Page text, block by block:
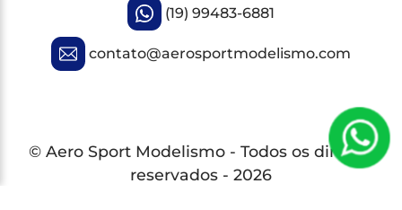
(19) 99483-6881
contato@aerosportmodelismo.com
© Aero Sport Modelismo - Todos os direitos
reservados - 2026